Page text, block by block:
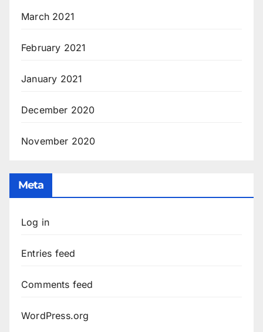
March 2021
February 2021
January 2021
December 2020
November 2020
Meta
Log in
Entries feed
Comments feed
WordPress.org